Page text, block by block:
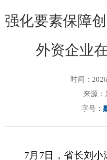
强化要素保障
外资企业
时间：
来源：
字号：
7月7日，省长刘